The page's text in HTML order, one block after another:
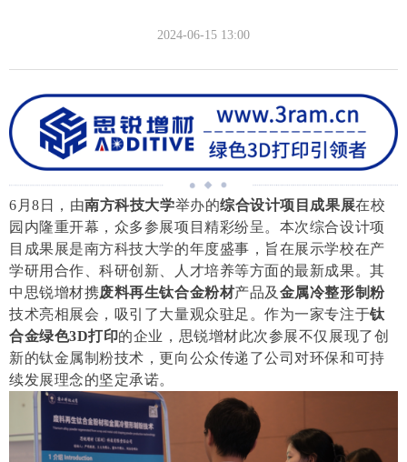
2024-06-15 13:00
6 月8 日，由南方科技大学举办的综合设计项目成果展在校
园内隆重开幕，众多参展项目精彩纷呈。本次综合设计项
目成果展是南方科技大学的年度盛事，旨在展示学校在产
学研用合作、科研创新、人才培养等方面的最新成果。其
中思锐增材携废料再生钛合金粉材产品及 金属冷整形制粉
技术亮相展会，吸引了大量观众驻足。作为一家专注于钛
合金绿色3D打印的企业，思锐增材此次参展不仅展现了创
新的钛金属制粉技术，更向公众传递了公司对环保和可持
续发展理念的坚定承诺。